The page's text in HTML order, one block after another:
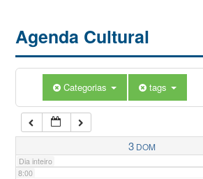
Agenda Cultural
Categorias tags
3 DOM
Dia inteiro
5:00
7:00
8:00